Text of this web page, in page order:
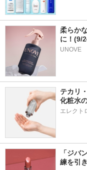
柔らか
に！(9/
UNOVE
テカリ
化粧水
エレクト
「ジバ
練を引